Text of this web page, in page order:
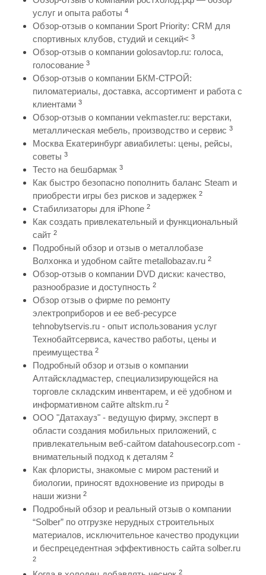
услуг и опыта работы 4
Обзор-отзыв о компании Sport Priority: CRM для
спортивных клубов, студий и секций< 3
Обзор-отзыв о компании golosavtop.ru: голоса,
голосование 3
Обзор-отзыв о компании БКМ-СТРОЙ:
пиломатериалы, доставка, ассортимент и работа с
клиентами 3
Обзор-отзыв о компании vekmaster.ru: верстаки,
металлическая мебель, производство и сервис 3
Москва Екатеринбург авиабилеты: цены, рейсы,
советы 3
Тесто на бешбармак 3
Как быстро безопасно пополнить баланс Steam и
приобрести игры без рисков и задержек 2
Стабилизаторы для iPhone 2
Как создать привлекательный и функциональный
сайт 2
Подробный обзор и отзыв о металлобазе
Волхонка и удобном сайте metallobazav.ru 2
Обзор-отзыв о компании DVD диски: качество,
разнообразие и доступность 2
Обзор отзыв о фирме по ремонту
электроприборов и ее веб-ресурсе
tehnobytservis.ru - опыт использования услуг
Технобайтсервиса, качество работы, цены и
преимущества 2
Подробный обзор и отзыв о компании
Алтайскладмастер, специализирующейся на
торговле складским инвентарем, и её удобном и
информативном сайте altskm.ru 2
ООО "Датахауз" - ведущую фирму, эксперт в
области создания мобильных приложений, с
привлекательным веб-сайтом datahousecorp.com -
внимательный подход к деталям 2
Как флористы, знакомые с миром растений и
биологии, приносят вдохновение из природы в
наши жизни 2
Подробный обзор и реальный отзыв о компании
“Solber” по отгрузке нерудных строительных
материалов, исключительное качество продукции
и беспрецедентная эффективность сайта solber.ru
2
2